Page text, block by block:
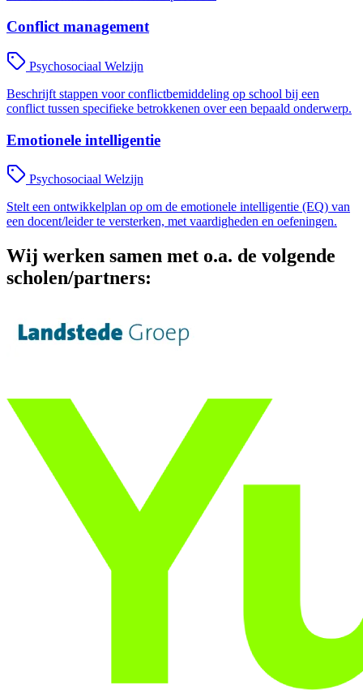
Conflict management
Psychosociaal Welzijn
Beschrijft stappen voor conflictbemiddeling op school bij een
conflict tussen specifieke betrokkenen over een bepaald onderwerp.
Emotionele intelligentie
Psychosociaal Welzijn
Stelt een ontwikkelplan op om de emotionele intelligentie (EQ) van
een docent/leider te versterken, met vaardigheden en oefeningen.
Wij werken samen met o.a. de volgende
scholen/partners: